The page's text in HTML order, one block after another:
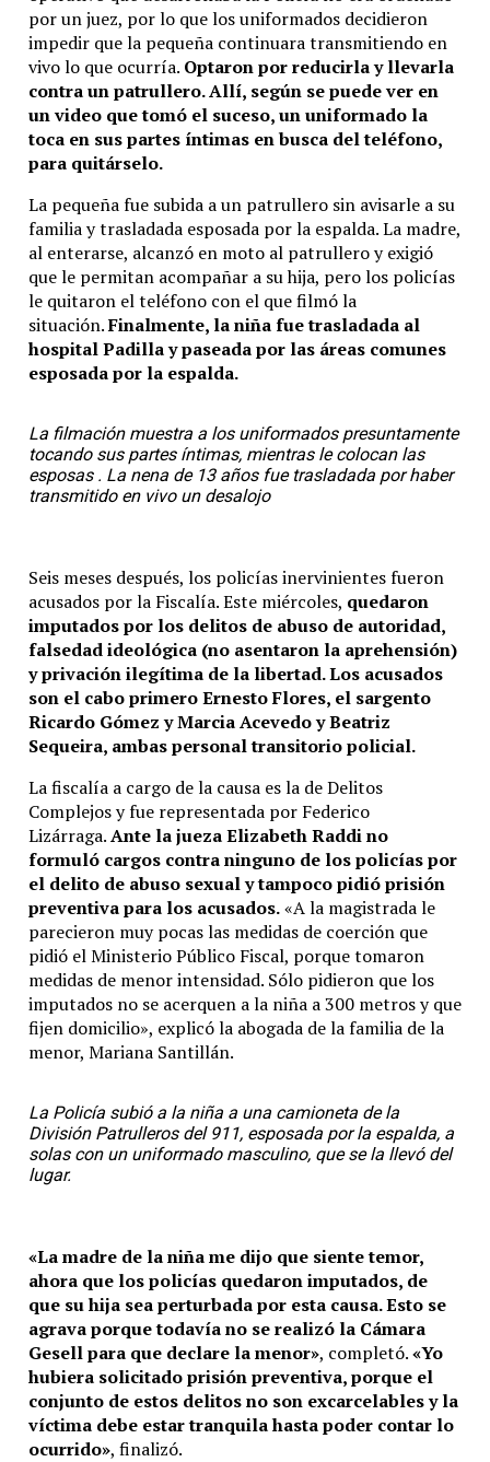
por un juez, por lo que los uniformados decidieron
impedir que la pequeña continuara transmitiendo en
vivo lo que ocurría. Optaron por reducirla y llevarla
contra un patrullero. Allí, según se puede ver en
un video que tomó el suceso, un uniformado la
toca en sus partes íntimas en busca del teléfono,
para quitárselo.
La pequeña fue subida a un patrullero sin avisarle a su
familia y trasladada esposada por la espalda. La madre,
al enterarse, alcanzó en moto al patrullero y exigió
que le permitan acompañar a su hija, pero los policías
le quitaron el teléfono con el que filmó la
situación.Finalmente, la niña fue trasladada al
hospital Padilla y paseada por las áreas comunes
esposada por la espalda.
La filmación muestra a los uniformados presuntamente
tocando sus partes íntimas, mientras le colocan las
esposas . La nena de 13 años fue trasladada por haber
transmitido en vivo un desalojo
Seis meses después, los policías inervinientes fueron
acusados por la Fiscalía. Este miércoles, quedaron
imputados por los delitos de abuso de autoridad,
falsedad ideológica (no asentaron la aprehensión)
y privación ilegítima de la libertad. Los acusados
son el cabo primero Ernesto Flores, el sargento
Ricardo Gómez y Marcia Acevedo y Beatriz
Sequeira, ambas personal transitorio policial.
La fiscalía a cargo de la causa es la de Delitos
Complejos y fue representada por Federico
Lizárraga.Ante la jueza Elizabeth Raddi no
formuló cargos contra ninguno de los policías por
el delito de abuso sexual y tampoco pidió prisión
preventiva para los acusados.«A la magistrada le
parecieron muy pocas las medidas de coerción que
pidió el Ministerio Público Fiscal, porque tomaron
medidas de menor intensidad. Sólo pidieron que los
imputados no se acerquen a la niña a 300 metros y que
fijen domicilio», explicó la abogada de la familia de la
menor, Mariana Santillán.
La Policía subió a la niña a una camioneta de la
División Patrulleros del 911, esposada por la espalda, a
solas con un uniformado masculino, que se la llevó del
lugar.
«La madre de la niña me dijo que siente temor,
ahora que los policías quedaron imputados, de
que su hija sea perturbada por esta causa. Esto se
agrava porque todavía no se realizó la Cámara
Gesell para que declare la menor», completó.«Yo
hubiera solicitado prisión preventiva, porque el
conjunto de estos delitos no son excarcelables y la
víctima debe estar tranquila hasta poder contar lo
ocurrido», finalizó.